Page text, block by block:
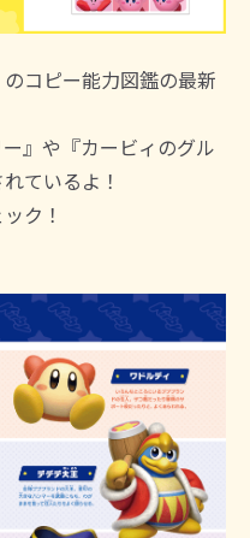
コピー能力図鑑の最新
』や『カービィのグル
ているよ！
ク！